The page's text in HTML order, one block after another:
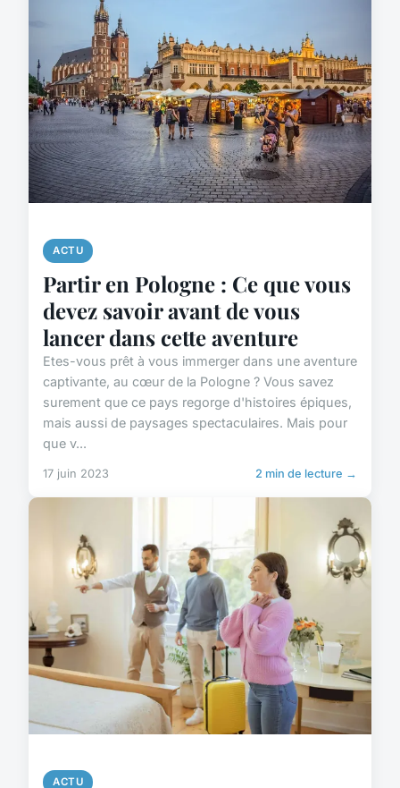
ACTU
Partir en Pologne : Ce que vous
devez savoir avant de vous
lancer dans cette aventure
Etes-vous prêt à vous immerger dans une aventure
captivante, au cœur de la Pologne ? Vous savez
surement que ce pays regorge d'histoires épiques,
mais aussi de paysages spectaculaires. Mais pour
que v...
17 juin 2023 2 min de lecture →
ACTU